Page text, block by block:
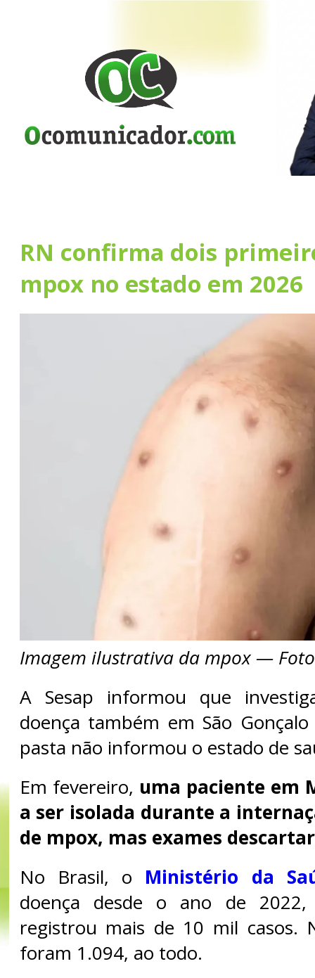
RN confirma dois
mpox no estado em 2026
Imagem ilustrativa da mpox —
A Sesap informou que
doença também em São
pasta não informou o estado de
Em fevereiro, uma paciente em
a ser isolada durante a
de mpox, mas exames
No Brasil, o Ministério da
doença desde o ano de
registrou mais de 10 mil casos.
foram 1.094, ao todo.